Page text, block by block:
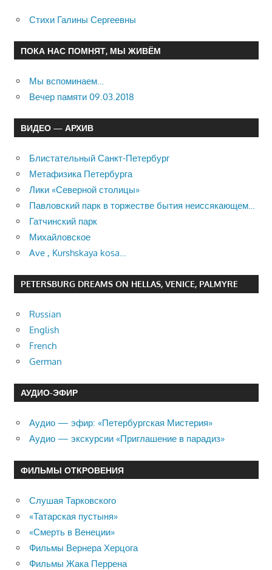
Стихи Галины Сергеевны
ПОКА НАС ПОМНЯТ, МЫ ЖИВЁМ
Мы вспоминаем…
Вечер памяти 09.03.2018
ВИДЕО — АРХИВ
Блистательный Санкт-Петербург
Метафизика Петербурга
Лики «Северной столицы»
Павловский парк в торжестве бытия неиссякающем…
Гатчинский парк
Михайловское
Ave , Kurshskaya kosa…
PETERSBURG DREAMS ON HELLAS, VENICE, PALMYRE
Russian
English
French
German
АУДИО-ЭФИР
Аудио — эфир: «Петербургская Мистерия»
Аудио — экскурсии «Приглашение в парадиз»
ФИЛЬМЫ ОТКРОВЕНИЯ
Слушая Тарковского
«Татарская пустыня»
«Смерть в Венеции»
Фильмы Вернера Херцога
Фильмы Жака Перрена